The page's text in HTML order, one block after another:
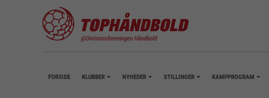
FORSIDE KLUBBER NYHEDER STILLINGER KAMPPROGRAM